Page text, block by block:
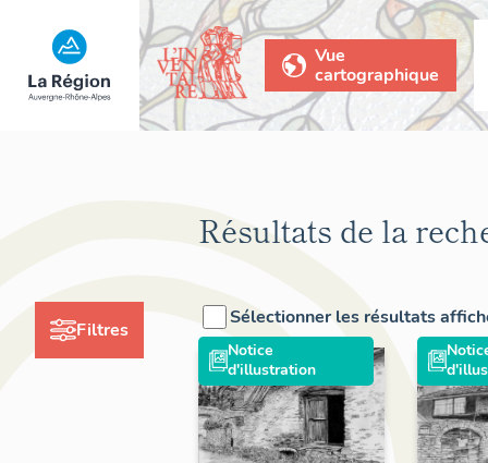
Vue
cartographique
Filtres
Résultats de la
Sélectionner les résultats
Notice
d'illustration